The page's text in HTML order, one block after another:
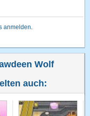
anmelden.
Wolf
auch: